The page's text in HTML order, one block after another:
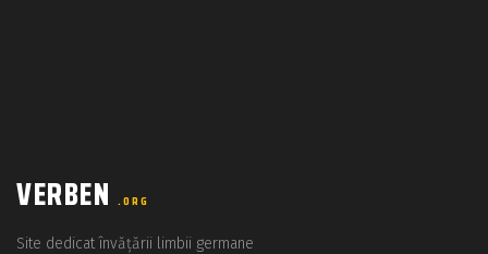
VERBEN .ORG
Site dedicat învățării limbii germane